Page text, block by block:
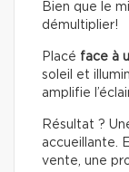
Bien que le
démultiplier!
Placé face à
soleil et
amplifie
Résultat ?
accueillante.
vente, une